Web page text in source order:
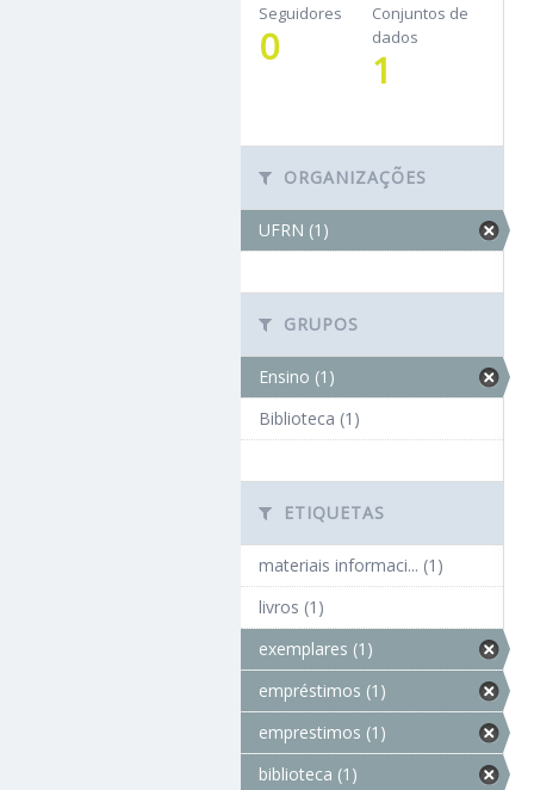
Seguidores
0
Conjuntos de
dados
1
ORGANIZAÇÕES
UFRN (1)
GRUPOS
Ensino (1)
Biblioteca (1)
ETIQUETAS
materiais informaci... (1)
livros (1)
exemplares (1)
empréstimos (1)
emprestimos (1)
biblioteca (1)